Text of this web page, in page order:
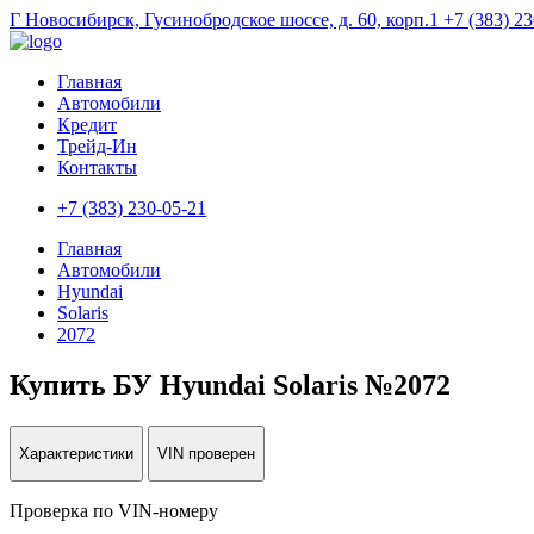
Г Новосибирск, Гусинобродское шоссе, д. 60, корп.1 +7 (383)
Главная
Автомобили
Кредит
Трейд-Ин
Контакты
+7 (383) 230-05-21
Главная
Автомобили
Hyundai
Solaris
2072
Купить БУ Hyundai Solaris №2072
Характеристики VIN проверен
Проверка по VIN-номеру